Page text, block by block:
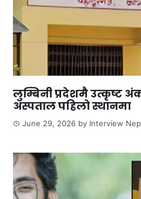
लुम्बिनी प्रदेशमै उत्कृष्ट
अस्पताल पहिलो स्थानमा
June 29, 2026 by Interview